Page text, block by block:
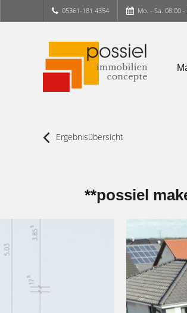
05361-181 4354 Mo. - Sa. 08:00
Ergebnisübersicht
**possiel